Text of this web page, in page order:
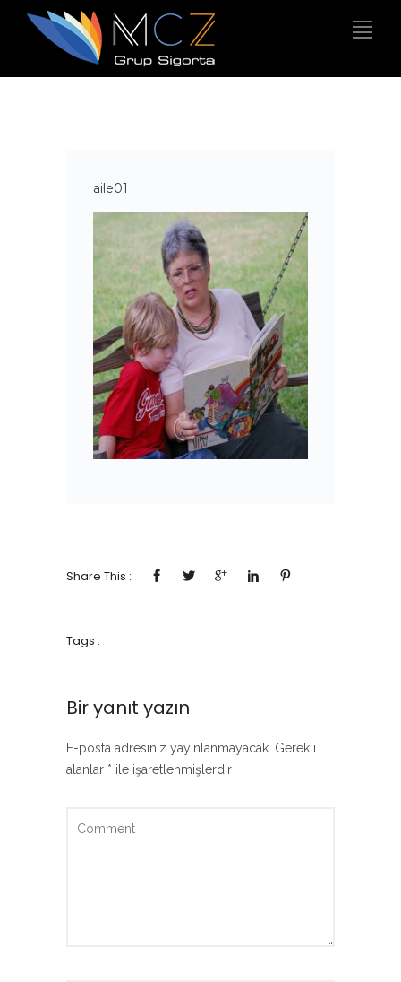
aile01
Share This :
Tags :
Bir yanıt yazın
E-posta adresiniz yayınlanmayacak. Gerekli
alanlar * ile işaretlenmişlerdir